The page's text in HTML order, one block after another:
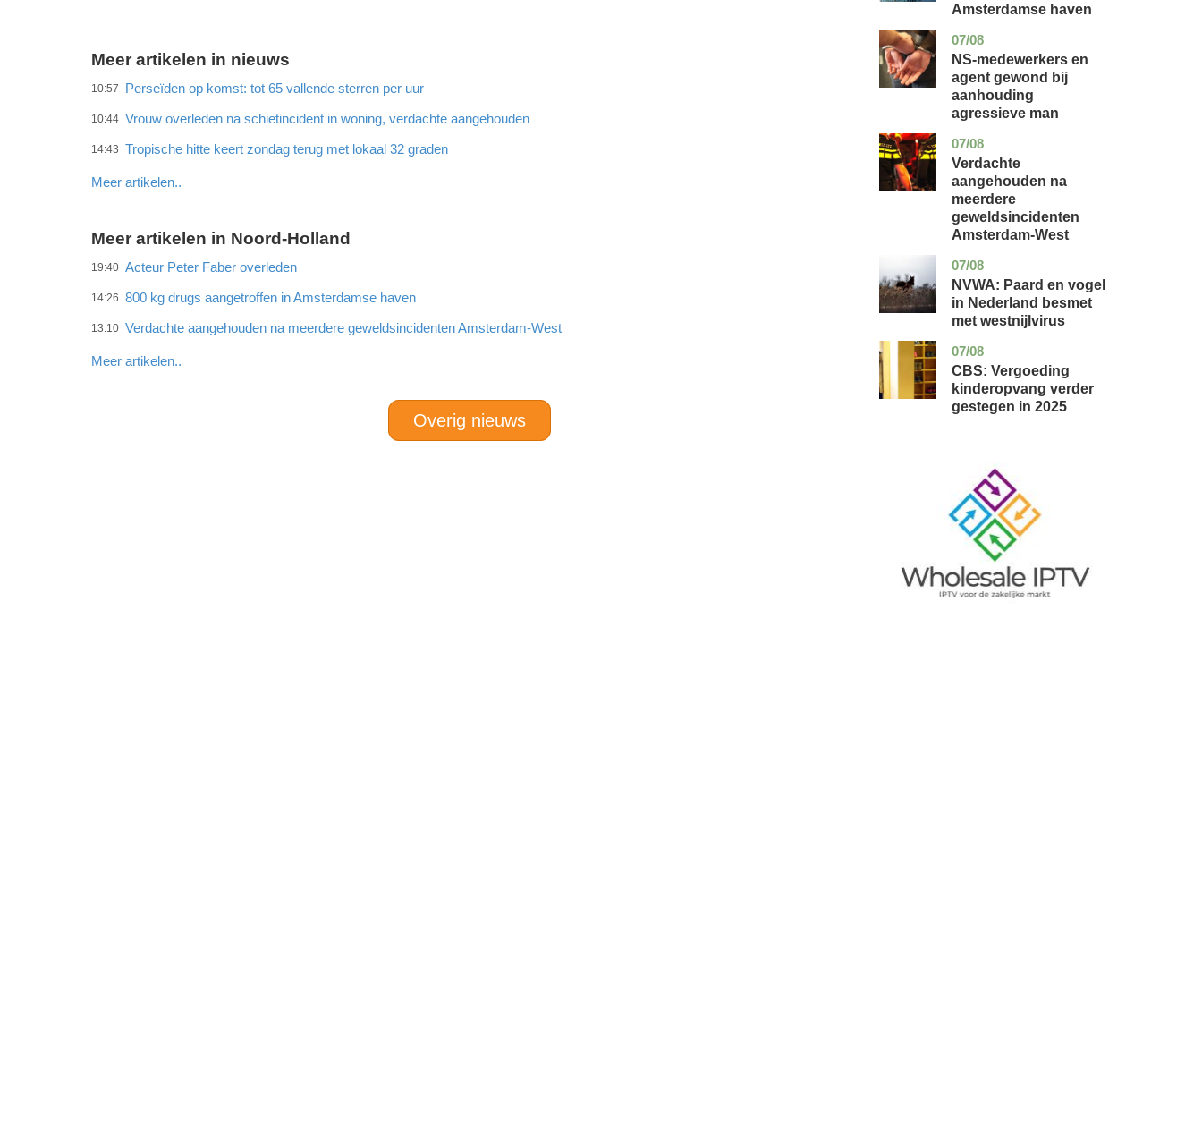
Meer artikelen in nieuws
10:57 Perseïden op komst: tot 65 vallende sterren per uur
10:44 Vrouw overleden na schietincident in woning, verdachte aangehouden
14:43 Tropische hitte keert zondag terug met lokaal 32 graden
Meer artikelen..
Meer artikelen in Noord-Holland
19:40 Acteur Peter Faber overleden
14:26 800 kg drugs aangetroffen in Amsterdamse haven
13:10 Verdachte aangehouden na meerdere geweldsincidenten Amsterdam-West
Meer artikelen..
Overig nieuws
Amsterdamse haven
07/08
flevoland
nieuws
NS-medewerkers en
agent gewond bij
aanhouding
agressieve man
07/08
noord-
holland
nieuws
Verdachte
aangehouden na
meerdere
geweldsincidenten
Amsterdam-West
07/08
utrecht
nieuws
NVWA: Paard en vogel
in Nederland besmet
met westnijlvirus
07/08
zuid-
holland
economie
CBS: Vergoeding
kinderopvang verder
gestegen in 2025